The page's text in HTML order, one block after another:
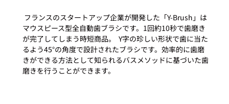
マウスピース型全自動歯ブラシです。1回約10秒で歯磨き
が完了してしまう時短商品。  Y字の珍しい形状で歯に当た
るよう45°の角度で設計されたブラシです。効率的に歯磨
きができる方法として知られるバスメソッドに基づいた歯
磨きを行うことができます。